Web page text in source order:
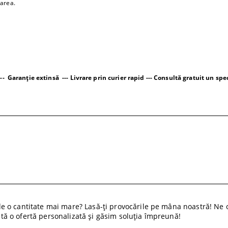
Garanție extinsă --- Livrare prin curier rapid --- Consultă gratuit un
o cantitate mai mare? Lasă-ți provocările pe mâna noastră!
o ofertă personalizată și găsim soluția împreună!